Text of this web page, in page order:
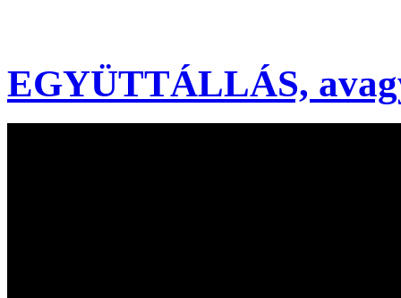
EGYÜTTÁLLÁS,